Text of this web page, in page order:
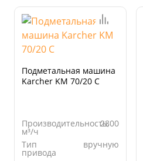
Подметальная машина
Karcher KM 70/20 C
Производительность,
м³/ч
2800
Тип
привода
вручную